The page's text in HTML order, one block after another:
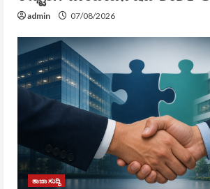
admin 07/08/2026
ತಾಜಾ ಸುದ್ದಿ